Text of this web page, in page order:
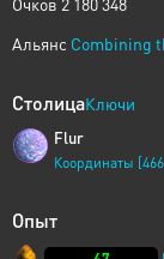
Альянс Combining
СтолицаКлючи
Flur
Координаты
Опыт